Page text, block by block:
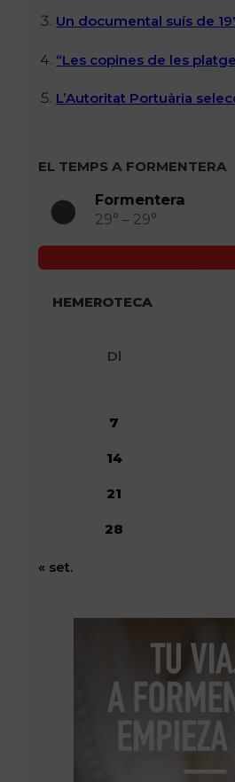
Un documental suís de
“Les copines de les
L’Autoritat Portuària
EL TEMPS A FORMENTERA
Formentera
29° – 29°
HEMEROTECA
Dl
7
14
21
28
« set.